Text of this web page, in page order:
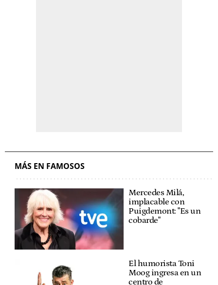
MÁS EN FAMOSOS
Mercedes Milá,
implacable con
Puigdemont: "Es un
cobarde"
El humorista Toni
Moog ingresa en un
centro de